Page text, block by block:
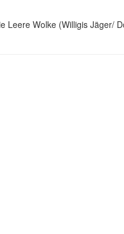
Wolke (Willigis Jäger/